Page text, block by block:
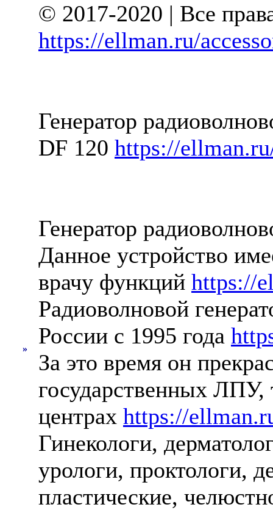
»
© 2017-2020 | Все
https://ellman.ru/
Генератор
DF 120 https://
Генератор
Данное устройство
врачу функций https://
Радиоволновой
России с 1995 года
За это время он
государственных ЛПУ,
центрах https://
Гинекологи,
урологи, проктологи,
пластические,